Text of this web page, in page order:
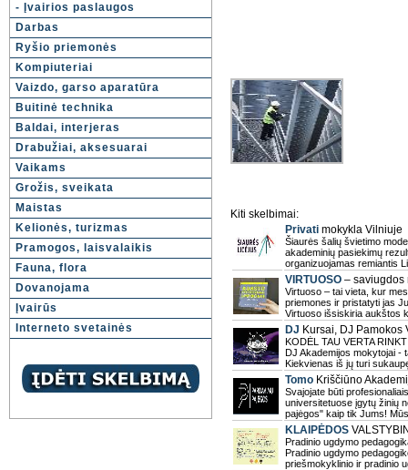
- Įvairios paslaugos
Darbas
Ryšio priemonės
Kompiuteriai
Vaizdo, garso aparatūra
Buitinė technika
Baldai, interjeras
Drabužiai, aksesuarai
Vaikams
Grožis, sveikata
Maistas
Kelionės, turizmas
Pramogos, laisvalaikis
Fauna, flora
Dovanojama
Įvairūs
Interneto svetainės
Kiti skelbimai:
Privati mokykla Vilniuje
Šiaurės šalių švietimo
akademinių pasiekimų
organizuojamas remiantis
VIRTUOSO – saviugdos
Virtuoso – tai vieta, kur
priemones ir pristatyti jas
Virtuoso išsiskiria aukštos
DJ Kursai, DJ
KODĖL TAU VERTA
DJ Akademijos mokytojai -
Kiekvienas iš jų turi
Tomo Kriščiūno
Svajojate būti
universitetuose įgytų žinių
pajėgos" kaip tik Jums!
KLAIPĖDOS
Pradinio ugdymo
Pradinio ugdymo
priešmokyklinio ir pradinio